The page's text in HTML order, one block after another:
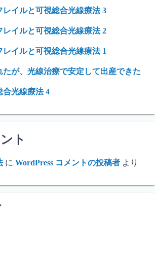
イルと可視総合光線療法 3
イルと可視総合光線療法 2
イルと可視総合光線療法 1
たが、光線治療で安定して出産できた
合光線療法 4
ト
に WordPress コメントの投稿者 より